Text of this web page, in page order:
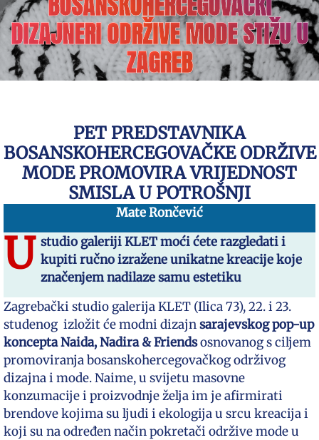
DIZAJNERI ODRŽIVE MODE STIŽU U
ZAGREB
PET PREDSTAVNIKA
BOSANSKOHERCEGOVAČKE ODRŽIVE
MODE PROMOVIRA VRIJEDNOST
SMISLA U POTROŠNJI
Mate Rončević
U studio galeriji KLET moći ćete razgledati i
kupiti ručno izražene unikatne kreacije koje
značenjem nadilaze samu estetiku
Zagrebački studio galerija KLET (Ilica 73), 22. i 23.
studenog izložit će modni dizajnsarajevskog pop-up
koncepta Naida, Nadira & Friendsosnovanog s ciljem
promoviranja bosanskohercegovačkog održivog
dizajna i mode. Naime, u svijetu masovne
konzumacije i proizvodnje želja im je afirmirati
brendove kojima su ljudi i ekologija u srcu kreacija i
koji su na određen način pokretači održive mode u